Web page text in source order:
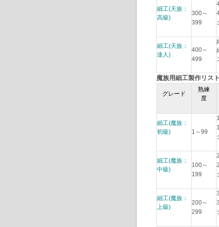
細工(天族：
高級)
300～
399
細工(天族：
達人)
400～
499
魔族用細工製作リス
グレード
熟練
度
細工(魔族：
初級)
1～99
細工(魔族：
中級)
100～
199
細工(魔族：
上級)
200～
299